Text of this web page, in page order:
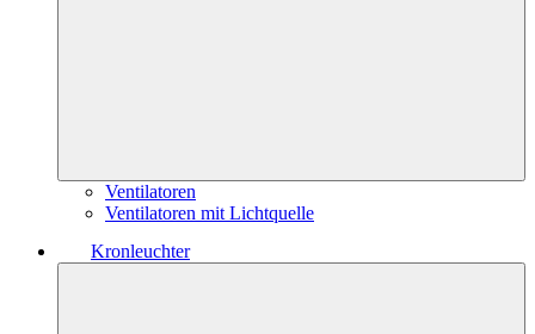
Ventilatoren
Ventilatoren mit Lichtquelle
Kronleuchter